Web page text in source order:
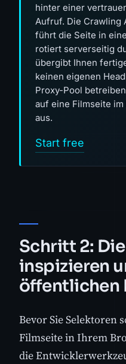
hinter einer
Aufruf. Die Crawling
führt die Seite in
rotiert serverseitig
übergibt Ihnen
keinen eigenen
Proxy-Pool
auf eine Filmseite
aus.
Start free
Schritt 2:
inspizieren
öffentlichen
Bevor Sie Selektoren
Filmseite in Ihrem
die